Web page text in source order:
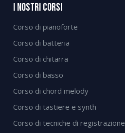
I Nostri Corsi
Corso di pianoforte
Corso di batteria
Corso di chitarra
Corso di basso
Corso di chord melody
Corso di tastiere e synth
Corso di tecniche di registrazione